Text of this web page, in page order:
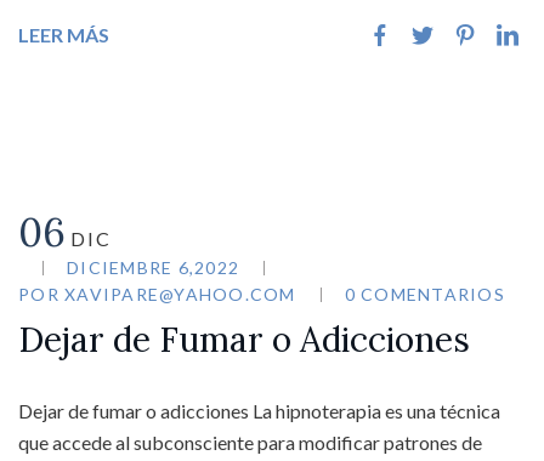
LEER MÁS
06 DIC
DICIEMBRE 6,2022
POR XAVIPARE@YAHOO.COM 0 COMENTARIOS
Dejar de Fumar o Adicciones
Dejar de fumar o adicciones La hipnoterapia es una técnica
que accede al subconsciente para modificar patrones de